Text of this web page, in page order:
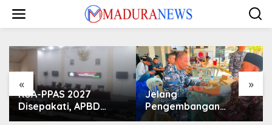
konten
« »
KUA-PPAS 2027
Disepakati, APBD
Sampang Defisit Rp
Jelang
Pengembangan
Lapangan Hidayah,